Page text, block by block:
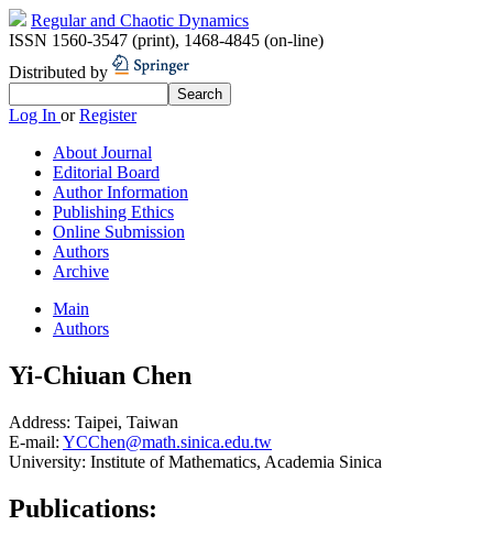
Regular and Chaotic Dynamics
ISSN 1560-3547 (print), 1468-4845 (on-line)
Distributed by
Log In orRegister
About Journal
Editorial Board
Author Information
Publishing Ethics
Online Submission
Authors
Archive
Main
Authors
Yi-Chiuan Chen
Address: Taipei, Taiwan
E-mail: YCChen@math.sinica.edu.tw
University: Institute of Mathematics, Academia Sinica
Publications: